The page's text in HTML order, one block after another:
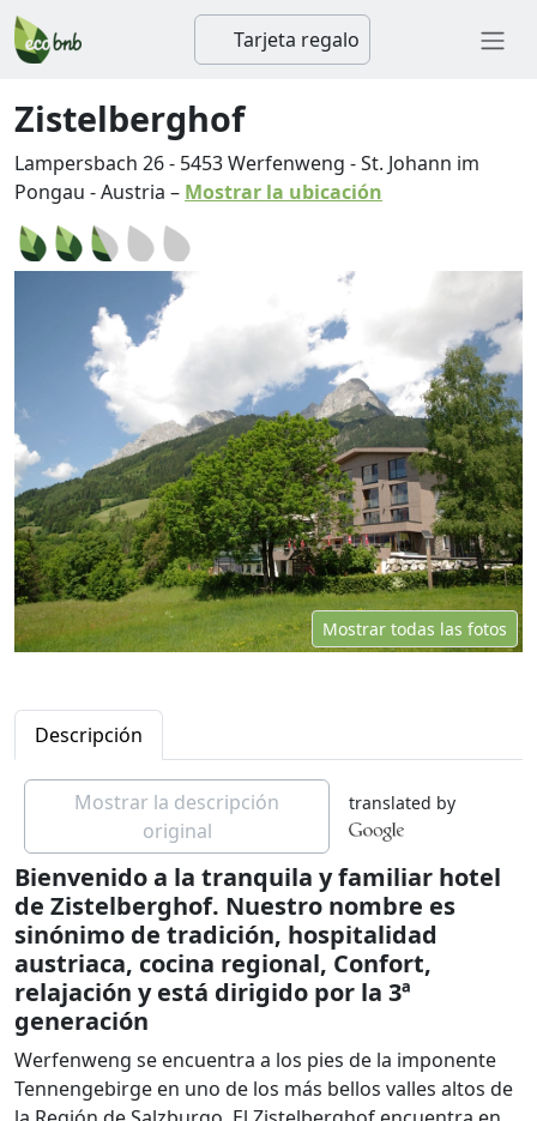
Tarjeta regalo
Zistelberghof
Lampersbach 26- 5453Werfenweng -St. Johann im
Pongau -Austria – Mostrar la ubicación
Mostrar todas las fotos
Descripción
Mostrar la descripción
original
translated by
Bienvenido a la tranquila y familiar hotel
de Zistelberghof. Nuestro nombre es
sinónimo de tradición, hospitalidad
austriaca, cocina regional, Confort,
relajación y está dirigido por la 3ª
generación
Werfenweng se encuentra a los pies de la imponente
Tennengebirge en uno de los más bellos valles altos de